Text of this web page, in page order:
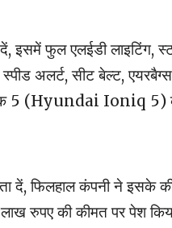
इसमें फुल एलईडी लाइटिंग,
अलर्ट, सीट बेल्ट, एयरबैग्स
5 (Hyundai Ioniq 5)
दें, फिलहाल कंपनी ने इसके
रुपए की कीमत पर पेश